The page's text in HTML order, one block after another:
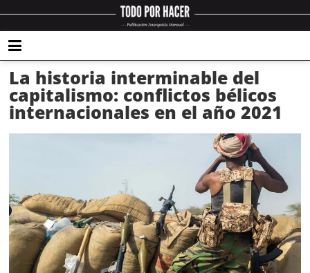
La historia interminable del
capitalismo: conflictos bélicos
internacionales en el año 2021